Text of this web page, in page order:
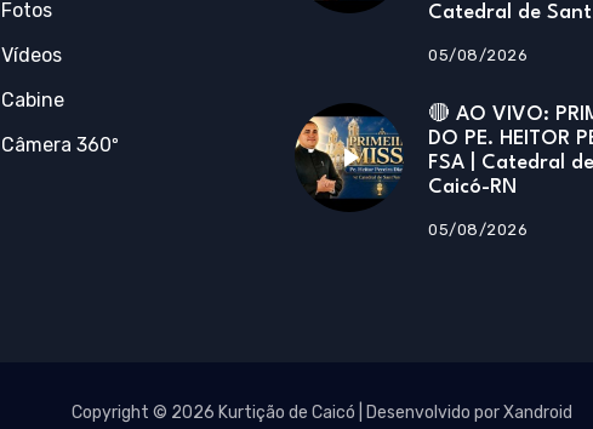
Fotos
Vídeos
Cabine
Câmera 360º
Catedral de
05/08/2026
🔴 AO VIVO:
DO PE. HEITOR
FSA | Catedral
Caicó-RN
05/08/2026
Copyright © 2026 Kurtição de Caicó | Desenvolvido por Xandroid